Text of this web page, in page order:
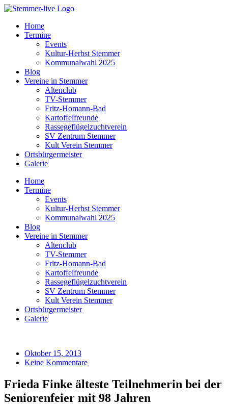
Home
Termine
Events
Kultur-Herbst Stemmer
Kommunalwahl 2025
Blog
Vereine in Stemmer
Altenclub
TV-Stemmer
Fritz-Homann-Bad
Kartoffelfreunde
Rassegeflügelzuchtverein
SV Zentrum Stemmer
Kult Verein Stemmer
Ortsbürgermeister
Galerie
Home
Termine
Events
Kultur-Herbst Stemmer
Kommunalwahl 2025
Blog
Vereine in Stemmer
Altenclub
TV-Stemmer
Fritz-Homann-Bad
Kartoffelfreunde
Rassegeflügelzuchtverein
SV Zentrum Stemmer
Kult Verein Stemmer
Ortsbürgermeister
Galerie
Oktober 15, 2013
Keine Kommentare
Frieda Finke älteste Teilnehmerin bei der
Seniorenfeier mit 98 Jahren